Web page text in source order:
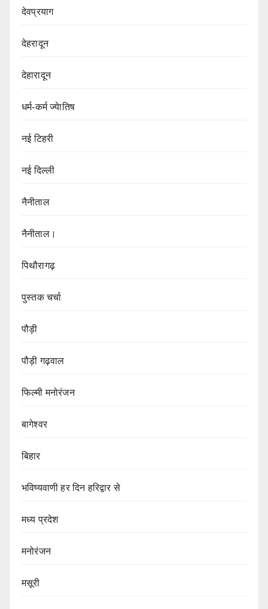
देवप्रयाग
देहरादून
देहारादून
धर्म-कर्म ज्येातिष
नई टिहरी
नई दिल्ली
नैनीताल
नैनीताल।
पिथौरागढ़
पुस्तक चर्चा
पौड़ी
पौड़ी गढ़वाल
फिल्मी मनोरंजन
बागेश्वर
बिहार
भविष्यवाणी हर दिन हरिद्वार से
मध्य प्रदेश
मनोरंजन
मसूरी